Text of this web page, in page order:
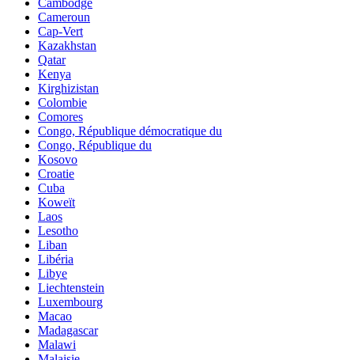
Cambodge
Cameroun
Cap-Vert
Kazakhstan
Qatar
Kenya
Kirghizistan
Colombie
Comores
Congo, République démocratique du
Congo, République du
Kosovo
Croatie
Cuba
Koweït
Laos
Lesotho
Liban
Libéria
Libye
Liechtenstein
Luxembourg
Macao
Madagascar
Malawi